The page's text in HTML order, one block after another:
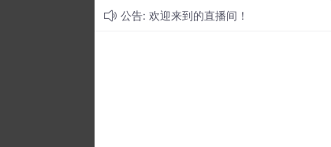
公告: 欢迎来到的直播间！